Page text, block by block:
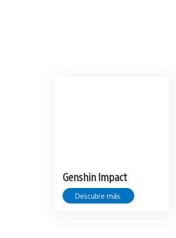
Genshin Impact
Descubre más.